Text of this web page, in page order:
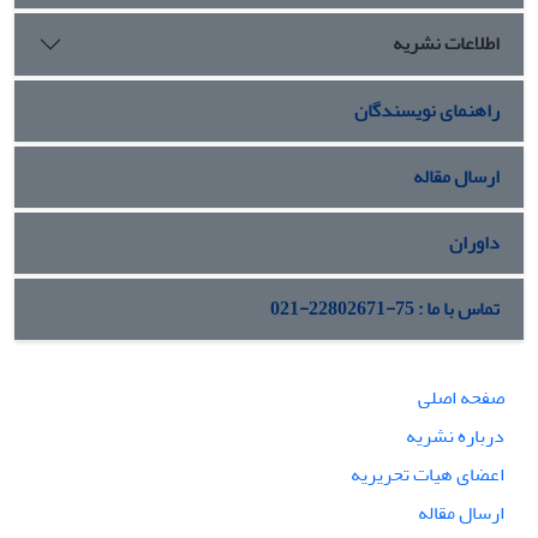
اطلاعات نشریه
راهنمای نویسندگان
ارسال مقاله
داوران
تماس با ما : 75-22802671-021
صفحه اصلی
درباره نشریه
اعضای هیات تحریریه
ارسال مقاله